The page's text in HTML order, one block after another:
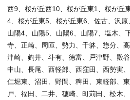
西9、桜が丘西10、桜が丘東1、桜が丘
4、桜が丘東5、桜が丘東6、佐古、沢原
山陽4、山陽5、山陽6、山陽7、塩木、
寺、正崎、周匝、勢力、千躰、惣分、
津崎、釣井、斗有、徳富、戸津野、殿
中山、長尾、西軽部、西窪田、西勢実
仁堀東、沼田、野間、稗田、東軽部、
戸、福田、二井、穂崎、町苅田、松木